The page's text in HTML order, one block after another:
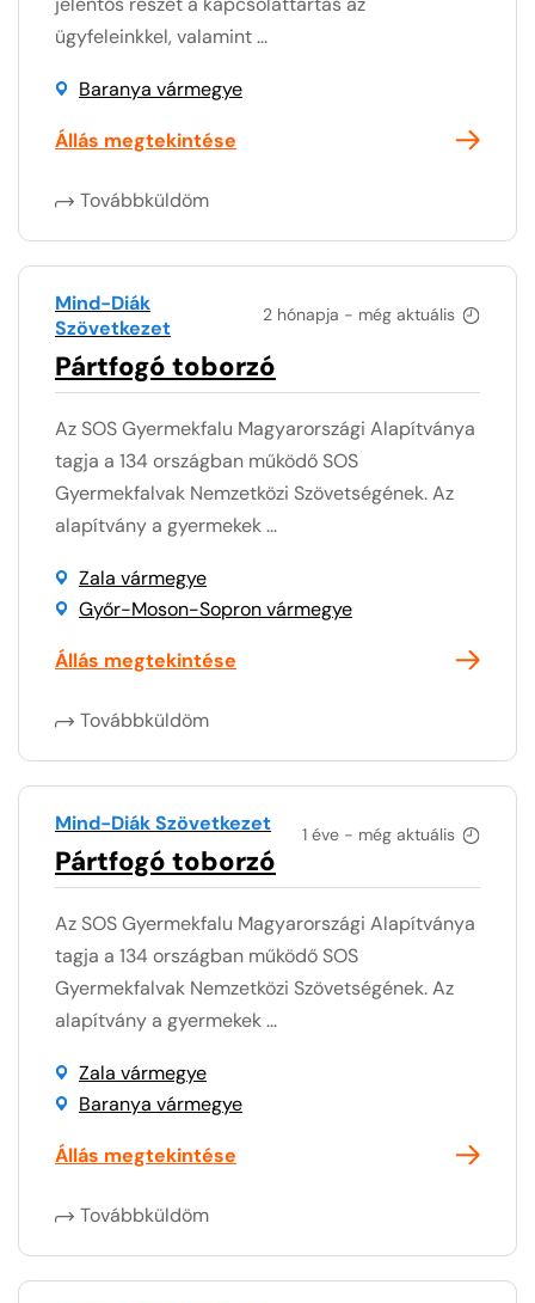
ügyfeleinkkel, valamint ...
Baranya vármegye
Állás megtekintése
Továbbküldöm
2 hónapja - még aktuális
Mind-Diák
Szövetkezet
Pártfogó toborzó
Az SOS Gyermekfalu Magyarországi Alapítványa
tagja a 134 országban működő SOS
Gyermekfalvak Nemzetközi Szövetségének. Az
alapítvány a gyermekek ...
Zala vármegye
Győr-Moson-Sopron vármegye
Állás megtekintése
Továbbküldöm
1 éve - még aktuális
Mind-Diák Szövetkezet
Pártfogó toborzó
Az SOS Gyermekfalu Magyarországi Alapítványa
tagja a 134 országban működő SOS
Gyermekfalvak Nemzetközi Szövetségének. Az
alapítvány a gyermekek ...
Zala vármegye
Baranya vármegye
Állás megtekintése
Továbbküldöm